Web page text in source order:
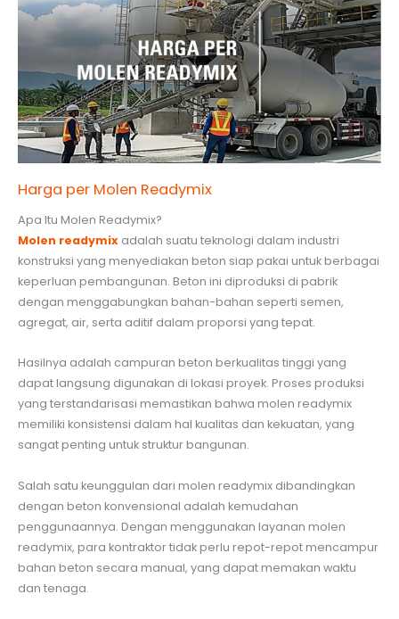
Harga per Molen Readymix
Apa Itu Molen Readymix?
Molen readymixadalah suatu teknologi dalam industri
konstruksi yang menyediakan beton siap pakai untuk berbagai
keperluan pembangunan. Beton ini diproduksi di pabrik
dengan menggabungkan bahan-bahan seperti semen,
agregat, air, serta aditif dalam proporsi yang tepat.
Hasilnya adalah campuran beton berkualitas tinggi yang
dapat langsung digunakan di lokasi proyek. Proses produksi
yang terstandarisasi memastikan bahwa molen readymix
memiliki konsistensi dalam hal kualitas dan kekuatan, yang
sangat penting untuk struktur bangunan.
Salah satu keunggulan dari molen readymix dibandingkan
dengan beton konvensional adalah kemudahan
penggunaannya. Dengan menggunakan layanan molen
readymix, para kontraktor tidak perlu repot-repot mencampur
bahan beton secara manual, yang dapat memakan waktu
dan tenaga.